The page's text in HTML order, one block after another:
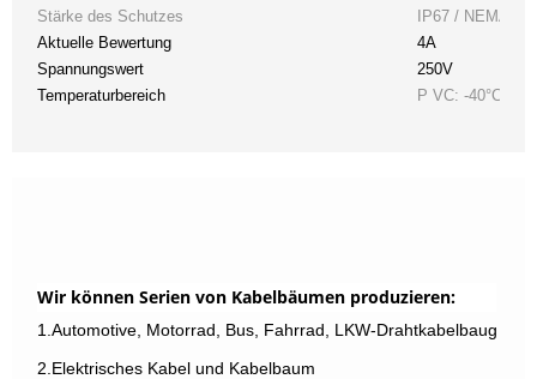
Stärke des Schutzes
IP67 / NEMA 6P
Aktuelle Bewertung
4A
Spannungswert
250V
Temperaturbereich
P VC: -40°C (-
Wir können Serien von Kabelbäumen produzieren:
1.Automotive, Motorrad, Bus, Fahrrad, LKW-
2.Elektrisches Kabel und Kabelbaum